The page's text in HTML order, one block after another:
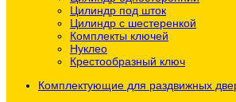
Цилиндр под шток
Цилиндр с шестеренкой
Комплекты ключей
Нуклео
Крестообразный ключ
Комплектующие для раздвижных